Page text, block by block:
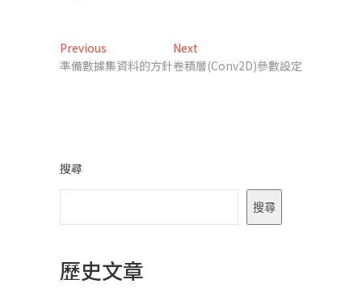
文
章
Previous
post:
準備數據集資料的方針
Next
post:
卷積層(Conv2D)參數設定
搜尋
搜尋
歷史文章